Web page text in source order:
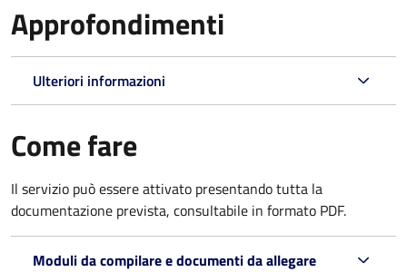
Approfondimenti
Ulteriori informazioni
Come fare
Il servizio può essere attivato presentando tutta la
documentazione prevista, consultabile in formato PDF.
Moduli da compilare e documenti da allegare